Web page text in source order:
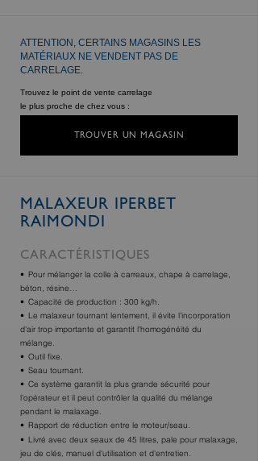
ATTENTION, CERTAINS MAGASINS LES
MATÉRIAUX NE VENDENT PAS DE
CARRELAGE.
Trouvez le point de vente carrelage
le plus proche de chez vous :
TROUVER UN MAGASIN
MALAXEUR IPERBET
RAIMONDI
CARACTÉRISTIQUES
Pour mélanger la colle à carreaux, chape à carrelage,
béton, résine…
Capacité de production : 300 kg/h.
Le malaxeur tournant lentement, il évite l'incorporation
d'air trop importante et garantit l'homogénéité du
mélange.
Outil fixe.
Seau tournant.
Ce système garantit la plus grande sécurité pour
l'opérateur et il peut contrôler la qualité du mélange
pendant le malaxage.
Rapport de réduction entre le moteur/seau.
Livré avec deux seaux de 45 litres, pale pour malaxage,
jeu de clés, manuel d'utilisation et d'entretien.